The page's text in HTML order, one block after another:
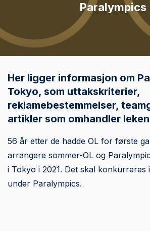
Paralympics
Her ligger informasjon om
Tokyo, som uttakskriterier,
reklamebestemmelser,
artikler som omhandler
56 år etter de hadde OL for første
arrangere sommer-OL og
i Tokyo i 2021. Det skal konkurreres
under Paralympics.